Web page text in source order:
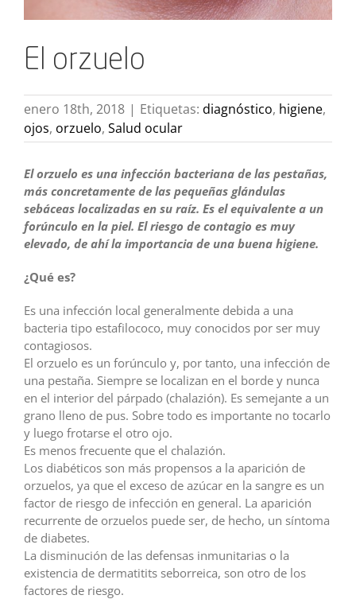
El orzuelo
enero 18th, 2018 | Etiquetas: diagnóstico, higiene,
ojos, orzuelo, Salud ocular
El orzuelo es una infección bacteriana de las pestañas,
más concretamente de las pequeñas glándulas
sebáceas localizadas en su raíz. Es el equivalente a un
forúnculo en la piel. El riesgo de contagio es muy
elevado, de ahí la importancia de una buena higiene.
¿Qué es?
Es una infección local generalmente debida a una
bacteria tipo estafilococo, muy conocidos por ser muy
contagiosos.
El orzuelo es un forúnculo y, por tanto, una infección de
una pestaña. Siempre se localizan en el borde y nunca
en el interior del párpado (chalazión). Es semejante a un
grano lleno de pus. Sobre todo es importante no tocarlo
y luego frotarse el otro ojo.
Es menos frecuente que el chalazión.
Los diabéticos son más propensos a la aparición de
orzuelos, ya que el exceso de azúcar en la sangre es un
factor de riesgo de infección en general. La aparición
recurrente de orzuelos puede ser, de hecho, un síntoma
de diabetes.
La disminución de las defensas inmunitarias o la
existencia de dermatitits seborreica, son otro de los
factores de riesgo.